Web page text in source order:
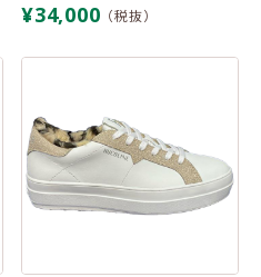
¥34,000 （税抜）